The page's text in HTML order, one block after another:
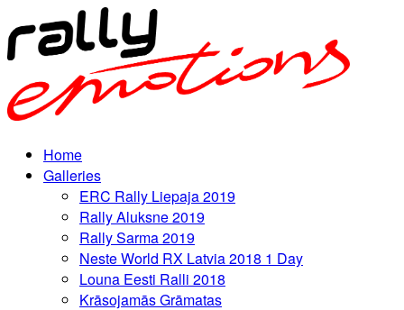
Home
Galleries
ERC Rally Liepaja 2019
Rally Aluksne 2019
Rally Sarma 2019
Neste World RX Latvia 2018 1 Day
Louna Eesti Ralli 2018
Krāsojamās Grāmatas